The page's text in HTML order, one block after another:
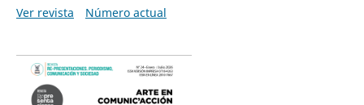
Ver revista
Número actual